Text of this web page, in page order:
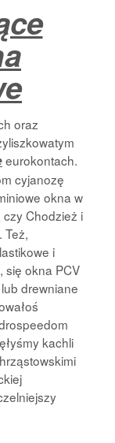
oraz
eurokontach.
cyjanozę
okna w
czy Chodzież i
Też,
i
się okna PCV
drewniane
kachli